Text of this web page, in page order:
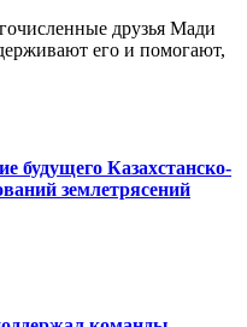
друзья Мади
его и помогают,
будущего Казахстанско-
землетрясений